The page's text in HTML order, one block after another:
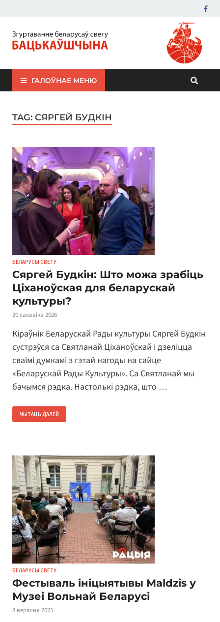
ЗБС "Бацькаўшчына"
ГАЛОЎНАЕ МЕНЮ
TAG: СЯРГЕЙ БУДКІН
БЕЛАРУСЫ СВЕТУ
Сяргей Будкін: Што можа зрабіць
Ціханоўская для беларускай
культуры?
20 сакавіка 2026
Кіраўнік Беларускай Рады культуры Сяргей Будкін
сустрэўся са Святланай Ціханоўскай і дзеліцца
сваімі думкамі з гэтай нагоды на сайце
«Беларускай Рады Культуры». Са Святланай мы
бачымся рэдка. Настолькі рэдка, што …
ЧЫТАЦЬ ДАЛЕЙ
БЕЛАРУСЫ СВЕТУ
Фестываль ініцыятывы Maldzis у
Музеі Вольнай Беларусі
8 верасня 2025